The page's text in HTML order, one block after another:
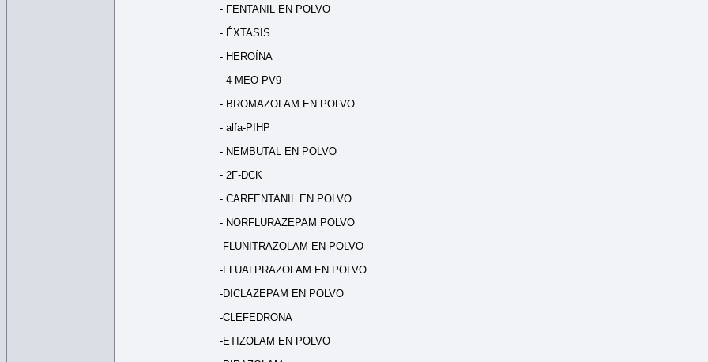
- FENTANIL EN POLVO
- ÉXTASIS
- HEROÍNA
- 4-MEO-PV9
- BROMAZOLAM EN POLVO
- alfa-PIHP
- NEMBUTAL EN POLVO
- 2F-DCK
- CARFENTANIL EN POLVO
- NORFLURAZEPAM POLVO
-FLUNITRAZOLAM EN POLVO
-FLUALPRAZOLAM EN POLVO
-DICLAZEPAM EN POLVO
-CLEFEDRONA
-ETIZOLAM EN POLVO